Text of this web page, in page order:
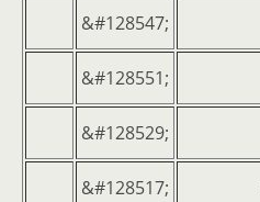
&#128547;
&#128551;
&#128529;
&#128517;